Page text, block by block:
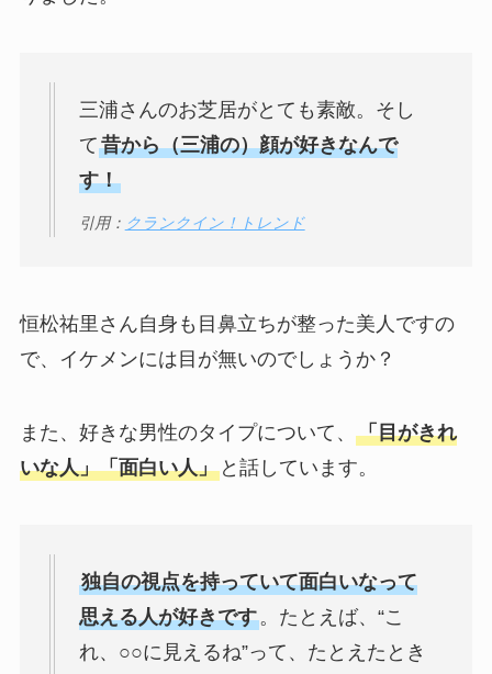
三浦さんのお芝居がとても素敵。そし
て昔から（三浦の）顔が好きなんで
す！
引用： クランクイン！トレンド
恒松祐里さん自身も目鼻立ちが整った美人ですの
で、イケメンには目が無いのでしょうか？
また、好きな男性のタイプについて、 「目がきれ
いな人」「面白い人」と話しています。
独自の視点を持っていて面白いなって
思える人が好きです。たとえば、“こ
れ、○○に見えるね”って、たとえたとき